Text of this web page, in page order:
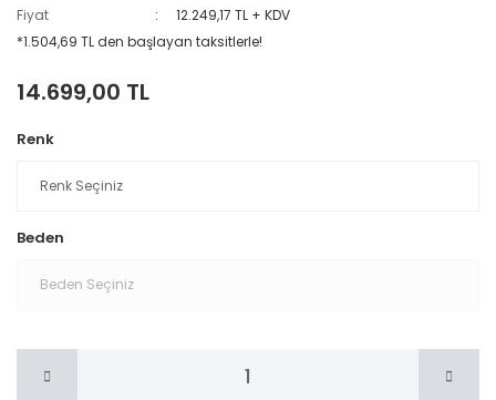
Fiyat
12.249,17 TL + KDV
*1.504,69 TL den başlayan taksitlerle!
14.699,00 TL
Renk
Beden